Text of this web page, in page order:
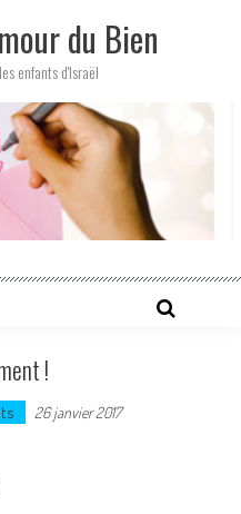
du Bien
enfants d'Israël
!
26 janvier 2017